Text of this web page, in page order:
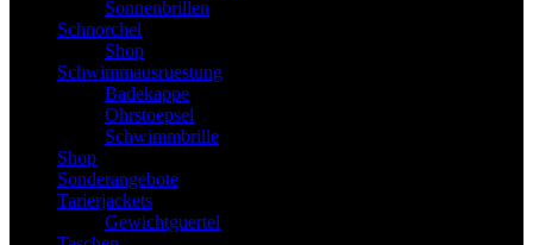
Sonnenbrillen
Schnorchel
Shop
Schwimmausruestung
Badekappe
Ohrstoepsel
Schwimmbrille
Shop
Sonderangebote
Tarierjackets
Gewichtguertel